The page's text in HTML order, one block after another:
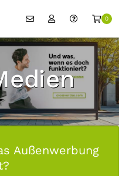
0
Außenwerbung